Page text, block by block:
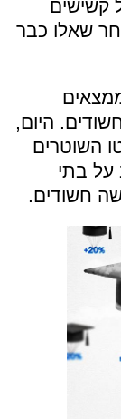
קשישים
שאלו כבר
היום,
השוטרים
על בתי
חשודים.